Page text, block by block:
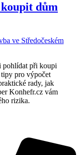
dům
pohlídat při koupi
tipy pro výpočet
rady, jak
Konhefr.cz vám
rizika.